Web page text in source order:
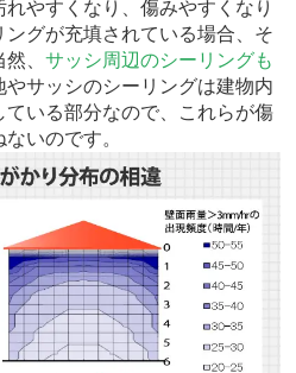
やすくなり、傷みやすくなり
ングが充填されている場合、そ
然、サッシ周辺のシーリングも
やサッシのシーリングは建物内
いる部分なので、これらが傷
いのです。